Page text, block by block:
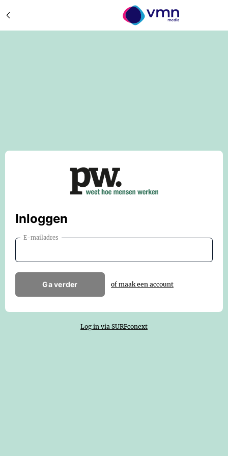
Inloggen
E-mailadres
Ga verder of maak een account
Log in via SURFconext